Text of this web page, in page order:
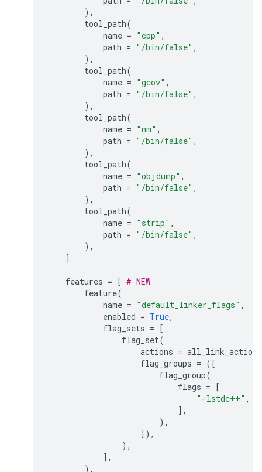
),
tool_path(
name = "cpp" ,
path = "/bin/false" ,
),
tool_path(
name = "gcov" ,
path = "/bin/false" ,
),
tool_path(
name = "nm" ,
path = "/bin/false" ,
),
tool_path(
name = "objdump" ,
path = "/bin/false" ,
),
tool_path(
name = "strip" ,
path = "/bin/false" ,
),
]
features = [ # NEW
feature(
name = "default_linker_flags" ,
enabled = True,
flag_sets = [
flag_set(
actions = all_link_actions
flag_groups = ([
flag_group(
flags = [
"-lstdc++" ,
],
),
]),
),
],
),